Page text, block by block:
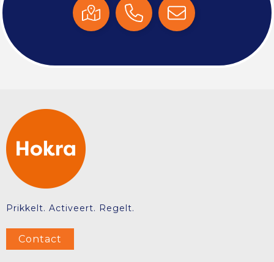
Prikkelt. Activeert. Regelt.
Contact